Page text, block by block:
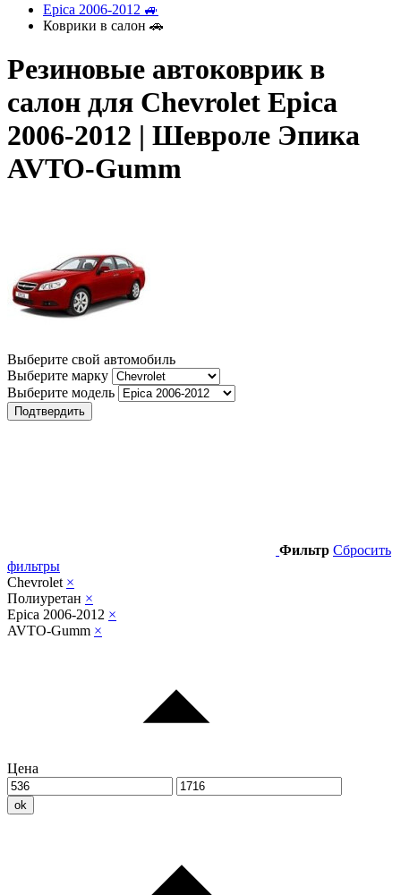
Epica 2006-2012 🚙
Коврики в салон 🚗
Резиновые автоковрик в
салон для Chevrolet Epica
2006-2012 | Шевроле Эпика
AVTO-Gumm
Выберите свой автомобиль
Выберите марку
Выберите модель
Подтвердить
Фильтр Сбросить
фильтры
Chevrolet ×
Полиуретан ×
Epica 2006-2012 ×
AVTO-Gumm ×
Цена
ok